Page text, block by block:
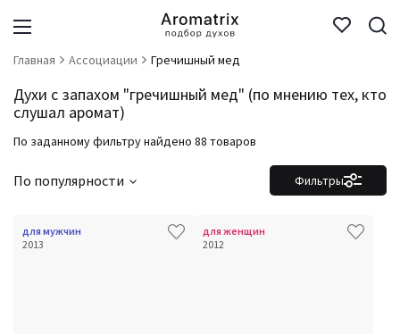
Главная Ассоциации Гречишный мед
Духи с запахом "гречишный мед" (по мнению тех, кто
слушал аромат)
По заданному фильтру найдено 88 товаров
Фильтры
По популярности
для мужчин
2013
для женщин
2012